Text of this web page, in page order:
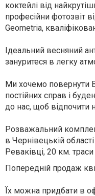
коктейлі від
професійни фотозвіт
Geometria,
Ідеальний весняний
зануритеся в легку
Ми хочемо повернути
постійних справ і
до нас, щоб відпочити
Розважальний
в Чернівецькій
Реваківці, 20 км.
Попередній продаж
Їх можна придбати в